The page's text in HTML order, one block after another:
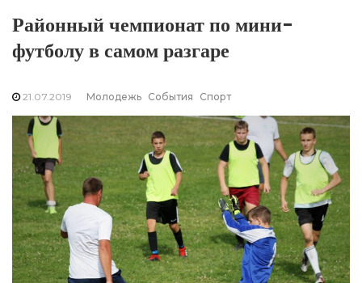
Районный чемпионат по мини-
футболу в самом разгаре
21.07.2019 Молодежь События Спорт